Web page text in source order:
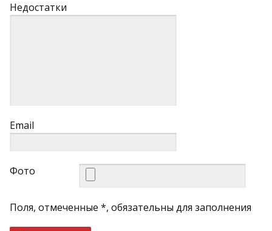
Недостатки
Email
Фото
Поля, отмеченные *, обязательны для заполнения